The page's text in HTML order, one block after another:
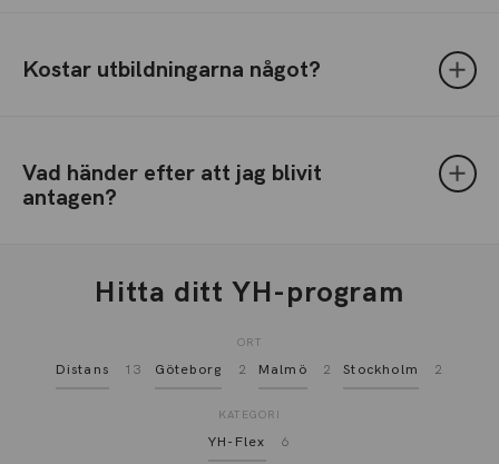
Kostar utbildningarna något?
Vad händer efter att jag blivit
antagen?
Hitta ditt YH-program
ORT
Distans 13 Göteborg 2 Malmö 2 Stockholm 2
KATEGORI
YH-Flex 6